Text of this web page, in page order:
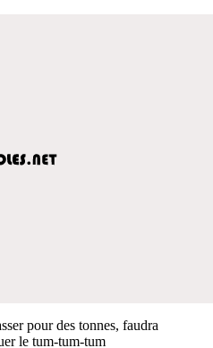
pour des tonnes, faudra
le tum-tum-tum